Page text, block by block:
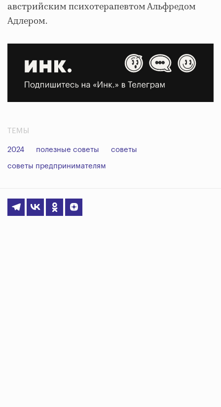
австрийским психотерапевтом Альфредом
Адлером.
ТЕМЫ
2024 полезные советы советы
советы предпринимателям